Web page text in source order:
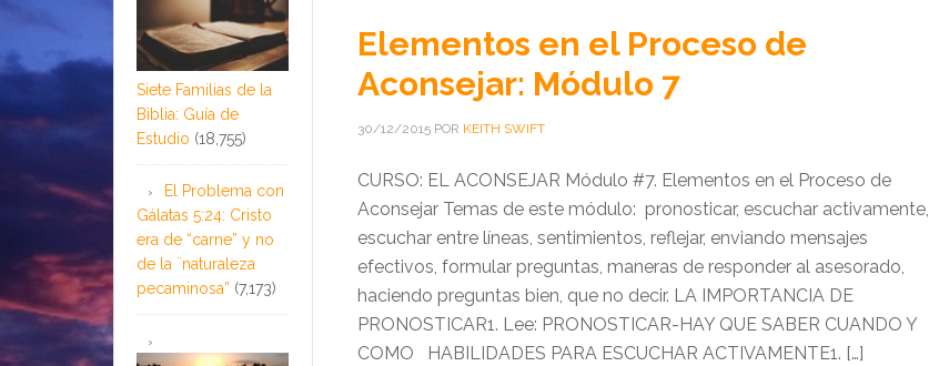
Elementos en el Proceso de
Aconsejar: Módulo 7
30/12/2015 POR KEITH SWIFT
CURSO: EL ACONSEJAR Módulo #7. Elementos en el Proceso de
Aconsejar Temas de este módulo: pronosticar, escuchar activamente,
escuchar entre líneas, sentimientos, reflejar, enviando mensajes
efectivos, formular preguntas, maneras de responder al asesorado,
haciendo preguntas bien, que no decir. LA IMPORTANCIA DE
PRONOSTICAR1. Lee: PRONOSTICAR-HAY QUE SABER CUANDO Y
COMO HABILIDADES PARA ESCUCHAR ACTIVAMENTE1. […]
Siete Familias de la
Biblia: Guía de
Estudio (18,755)
El Problema con
Gálatas 5:24: Cristo
era de “carne” y no
de la ¨naturaleza
pecaminosa” (7,173)